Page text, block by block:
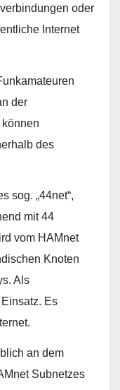
oder
Internet
der
des
sog. „44net“,
mit 44
vom HAMnet
Knoten
Als
Es
an dem
Subnetzes